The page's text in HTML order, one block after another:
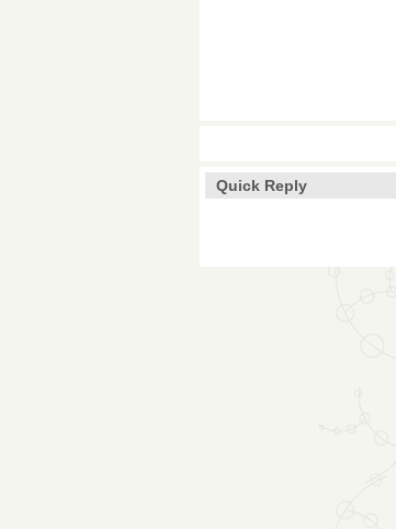
Quick Reply